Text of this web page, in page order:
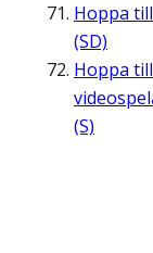
Hoppa till
(SD)
Hoppa till
(S)